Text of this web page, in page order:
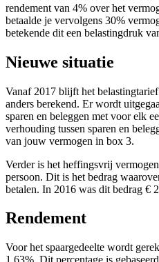
to
help
you
and
with
the
content.
rendement van 4% over het
betaalde je vervolgens 30%
betekende dit een belastingdruk
Nieuwe situatie
Vanaf 2017 blijft het
anders berekend. Er wordt
sparen en beleggen met voor elk
verhouding tussen sparen en
van jouw vermogen in box 3.
Verder is het heffingsvrij
persoon. Dit is het bedrag
betalen. In 2016 was dit bedrag €
Rendement
Voor het spaargedeelte wordt